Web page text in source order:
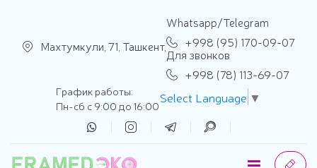
Махтумкули, 71, Ташкент,
Whatsapp/Telegram
+998 (95) 170-09-07
Для звонков
+998 (78) 113-69-07
График работы:
Пн-сб с 9:00 до 16:00
Select Language ▼